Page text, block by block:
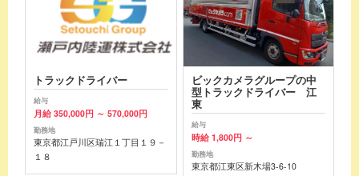
トラックドライバー
給与
月給 350,000円 ～ 570,000円
勤務地
東京都江戸川区瑞江１丁目１９－
１８
ビックカメラグループの中
型トラックドライバー 江
東
給与
時給 1,800円 ～
勤務地
東京都江東区新木場3-6-10